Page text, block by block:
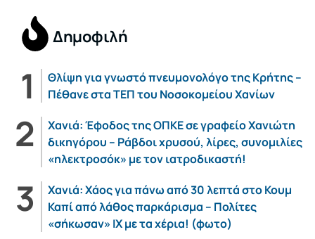
Δημοφιλή
Θλίψη για γνωστό πνευμονολόγο της Κρήτης –
Πέθανε στα ΤΕΠ του Νοσοκομείου Χανίων
Χανιά: Έφοδος της ΟΠΚΕ σε γραφείο Χανιώτη
δικηγόρου – Ράβδοι χρυσού, λίρες, συνομιλίες
«ηλεκτροσόκ» με τον ιατροδικαστή!
Χανιά: Χάος για πάνω από 30 λεπτά στο Κουμ
Καπί από λάθος παρκάρισμα – Πολίτες
«σήκωσαν» ΙΧ με τα χέρια! (φωτο)